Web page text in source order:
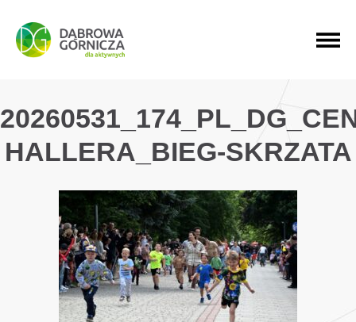
PRZEJDŹ DO MENU GŁÓWNEGO
PRZEJDŹ DO WYSZUKIWARKI
PRZEJDŹ DO TREŚCI
HALLERA_BIEG-SKRZATA